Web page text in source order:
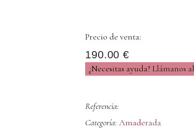
Precio de venta:
190.00 €
¿Necesitas ayuda? Llámanos al
Referencia:
Categoría: Amaderada